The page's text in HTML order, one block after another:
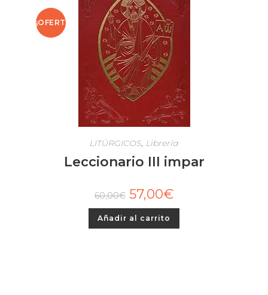
¡OFERT
LITÚRGICOS, Librería
Leccionario III impar
60,00€ 57,00€
Añadir al carrito